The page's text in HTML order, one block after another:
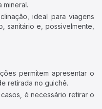
mineral.
ideal para viagens
sanitário e, possivelmente,
permitem apresentar o
retirada no guichê.
é necessário retirar o